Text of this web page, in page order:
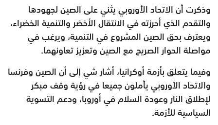
وذكرت أن الاتحاد الأوروبي يثني على الصين لجهودها
والتقدم الذي أحرزته في الانتقال الأخضر والتنمية الخضراء،
ويعترف بحق الصين المشروع في التنمية، ويرغب في
مواصلة الحوار الصريح مع الصين وتعزيز تعاونهما.
وفيما يتعلق بأزمة أوكرانيا، أشار شي إلى أن الصين وفرنسا
والاتحاد الأوروبي يأملون جميعا في رؤية وقف مبكر
لإطلاق النار وعودة السلام في أوروبا، ودعم التسوية
السياسية للأزمة.